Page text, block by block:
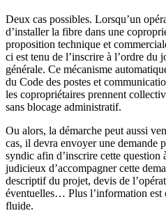
Deux cas possibles. Lorsqu’un
d’installer la fibre dans une
proposition technique et
ci est tenu de l’inscrire à l’ordre du
générale. Ce mécanisme
du Code des postes et
les copropriétaires prennent
sans blocage administratif.
Ou alors, la démarche peut aussi
cas, il devra envoyer une demande
syndic afin d’inscrire cette question
judicieux d’accompagner cette
descriptif du projet, devis de
éventuelles… Plus l’information est
fluide.